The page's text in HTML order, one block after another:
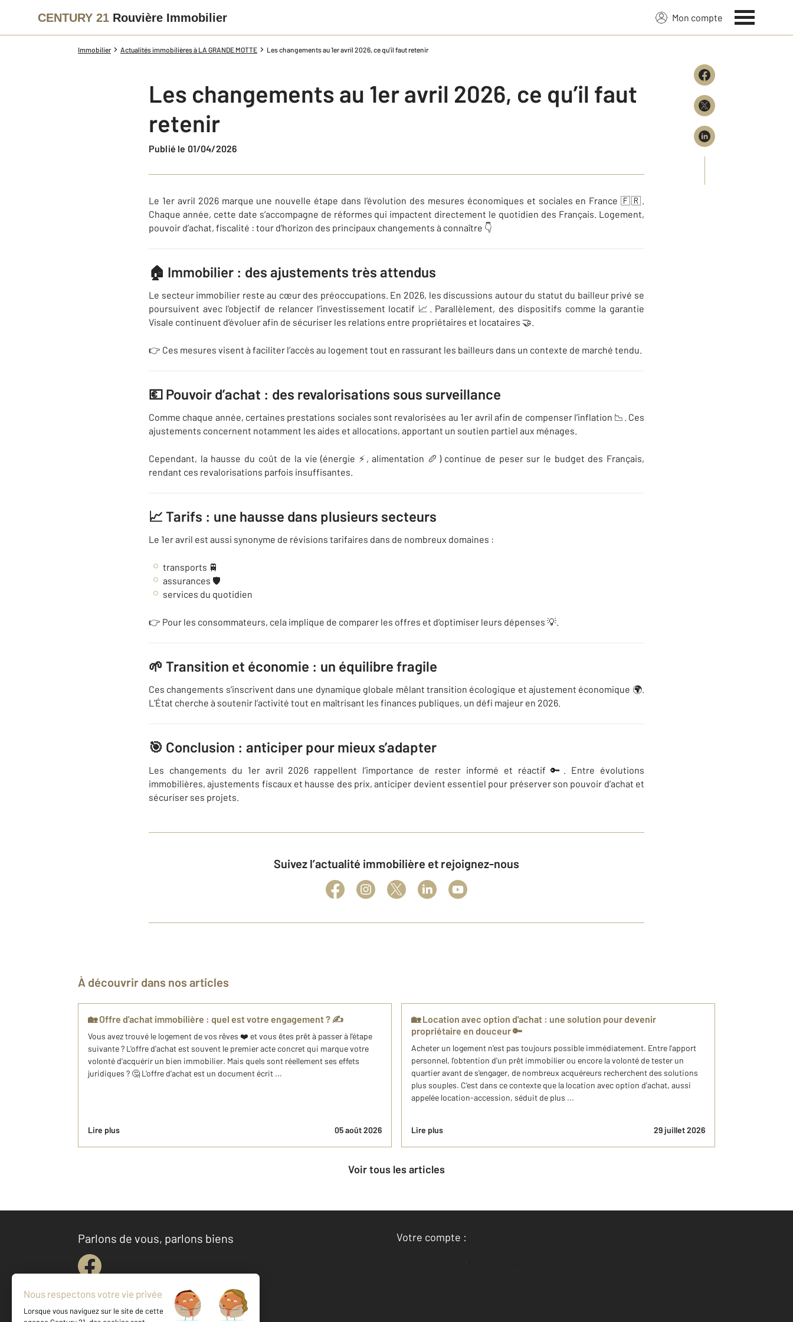
CENTURY 21 Rouvière Immobilier Mon compte
Immobilier Actualités immobilières à LA GRANDE MOTTE Les changements au 1er avril 2026, ce qu’il faut retenir
Les changements au 1er avril 2026, ce qu’il faut
retenir
Publié le 01/04/2026
Le 1er avril 2026 marque une nouvelle étape dans l’évolution des mesures économiques et sociales en France 🇫🇷.
Chaque année, cette date s’accompagne de réformes qui impactent directement le quotidien des Français. Logement,
pouvoir d’achat, fiscalité : tour d’horizon des principaux changements à connaître 👇
🏠 Immobilier : des ajustements très attendus
Le secteur immobilier reste au cœur des préoccupations. En 2026, les discussions autour du statut du bailleur privé se
poursuivent avec l’objectif de relancer l’investissement locatif 📈. Parallèlement, des dispositifs comme la garantie
Visale continuent d’évoluer afin de sécuriser les relations entre propriétaires et locataires 🤝.
👉 Ces mesures visent à faciliter l’accès au logement tout en rassurant les bailleurs dans un contexte de marché tendu.
💶 Pouvoir d’achat : des revalorisations sous surveillance
Comme chaque année, certaines prestations sociales sont revalorisées au 1er avril afin de compenser l’inflation 📉. Ces
ajustements concernent notamment les aides et allocations, apportant un soutien partiel aux ménages.
Cependant, la hausse du coût de la vie (énergie ⚡, alimentation 🥖) continue de peser sur le budget des Français,
rendant ces revalorisations parfois insuffisantes.
📈 Tarifs : une hausse dans plusieurs secteurs
Le 1er avril est aussi synonyme de révisions tarifaires dans de nombreux domaines :
transports 🚆
assurances 🛡️
services du quotidien
👉 Pour les consommateurs, cela implique de comparer les offres et d’optimiser leurs dépenses 💡.
🌱 Transition et économie : un équilibre fragile
Ces changements s’inscrivent dans une dynamique globale mêlant transition écologique et ajustement économique 🌍.
L’État cherche à soutenir l’activité tout en maîtrisant les finances publiques, un défi majeur en 2026.
🎯 Conclusion : anticiper pour mieux s’adapter
Les changements du 1er avril 2026 rappellent l’importance de rester informé et réactif 🔑. Entre évolutions
immobilières, ajustements fiscaux et hausse des prix, anticiper devient essentiel pour préserver son pouvoir d’achat et
sécuriser ses projets.
Suivez l’actualité immobilière et rejoignez-nous
À découvrir dans nos articles
🏡 Offre d'achat immobilière : quel est votre engagement ? ✍️
Vous avez trouvé le logement de vos rêves ❤️ et vous êtes prêt à passer à l'étape
suivante ? L'offre d'achat est souvent le premier acte concret qui marque votre
volonté d'acquérir un bien immobilier. Mais quels sont réellement ses effets
juridiques ? 🤔 L'offre d'achat est un document écrit ...
Lire plus 05 août 2026
🏡 Location avec option d'achat : une solution pour devenir
propriétaire en douceur 🔑
Acheter un logement n'est pas toujours possible immédiatement. Entre l'apport
personnel, l'obtention d'un prêt immobilier ou encore la volonté de tester un
quartier avant de s'engager, de nombreux acquéreurs recherchent des solutions
plus souples. C'est dans ce contexte que la location avec option d'achat, aussi
appelée location-accession, séduit de plus ...
Lire plus 29 juillet 2026
Voir tous les articles
Parlons de vous, parlons biens
Votre compte :
Accéder à mon compte